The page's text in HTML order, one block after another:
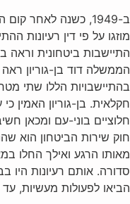
ב-1949, כשנה לאחר
מוזגו על פי דין רעיונות
התיישבות ביטחונית וראה
הממשלה דוד בן-גוריון
בהתיישבויות הללו שתי
חקלאית. בן-גוריון האמין
חלוציים בוני-עם ומכאן
חוק שירות הביטחון הוא
מאותו הרגע ואילך החלו
סדורה. אותם רעיונות היו
הביאו לפעולות מעשיות, עד